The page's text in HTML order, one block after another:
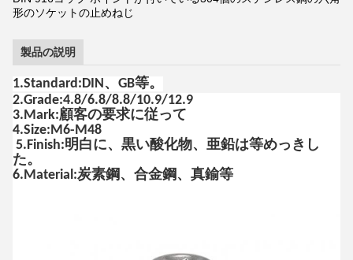
形のソケットの止めねじ
製品の説明
1.Standard:DIN、GB等。
2.Grade:4.8/6.8/8.8/10.9/12.9
3.Mark:顧客の要求に従って
4.Size:M6-M48
5.Finish:明白に、黒い酸化物、亜鉛は等めっきし
た。
6.Material:炭素鋼、合金鋼、真鍮等